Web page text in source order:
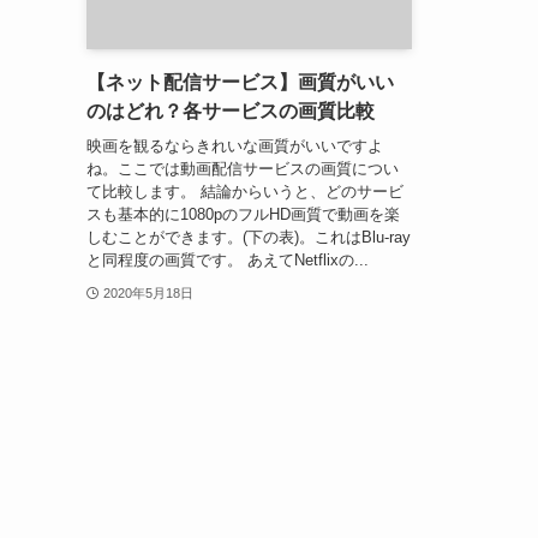
【ネット配信サービス】画質がいい
のはどれ？各サービスの画質比較
映画を観るならきれいな画質がいいですよ
ね。ここでは動画配信サービスの画質につい
て比較します。 結論からいうと、どのサービ
スも基本的に1080pのフルHD画質で動画を楽
しむことができます。(下の表)。これはBlu-ray
と同程度の画質です。 あえてNetflixの...
2020年5月18日